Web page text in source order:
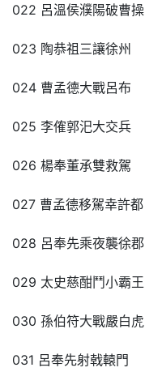
022 呂溫侯濮陽破曹操
023 陶恭祖三讓徐州
024 曹孟德大戰呂布
025 李傕郭汜大交兵
026 楊奉董承雙救駕
027 曹孟德移駕幸許都
028 呂奉先乘夜襲徐郡
029 太史慈酣鬥小霸王
030 孫伯符大戰嚴白虎
031 呂奉先射戟轅門